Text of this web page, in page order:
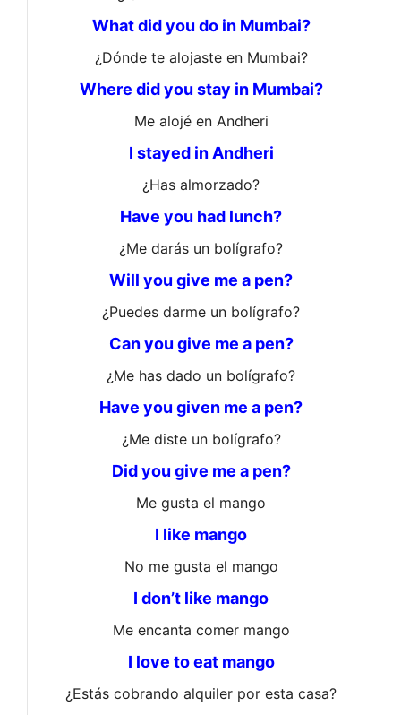
What did you do in Mumbai?
¿Dónde te alojaste en Mumbai?
Where did you stay in Mumbai?
Me alojé en Andheri
I stayed in Andheri
¿Has almorzado?
Have you had lunch?
¿Me darás un bolígrafo?
Will you give me a pen?
¿Puedes darme un bolígrafo?
Can you give me a pen?
¿Me has dado un bolígrafo?
Have you given me a pen?
¿Me diste un bolígrafo?
Did you give me a pen?
Me gusta el mango
I like mango
No me gusta el mango
I don’t like mango
Me encanta comer mango
I love to eat mango
¿Estás cobrando alquiler por esta casa?